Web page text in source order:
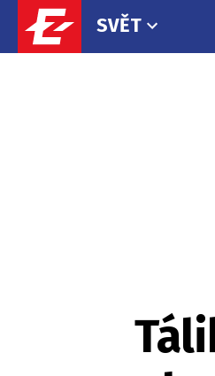
SVĚT